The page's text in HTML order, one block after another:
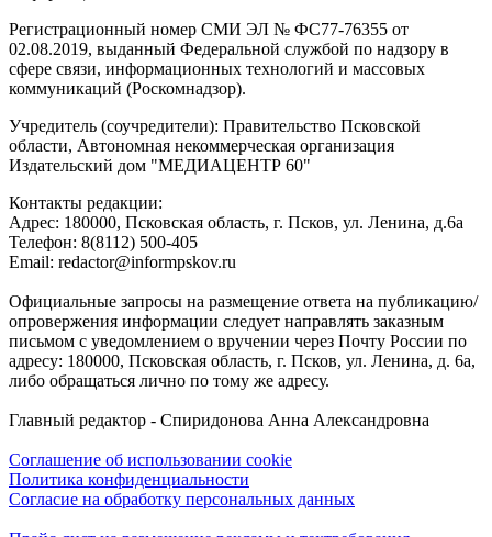
Регистрационный номер СМИ ЭЛ № ФС77-76355 от
02.08.2019, выданный Федеральной службой по надзору в
сфере связи, информационных технологий и массовых
коммуникаций (Роскомнадзор).
Учредитель (соучредители): Правительство Псковской
области, Автономная некоммерческая организация
Издательский дом "МЕДИАЦЕНТР 60"
Контакты редакции:
Адреc: 180000, Псковская область, г. Псков, ул. Ленина, д.6а
Телефон: 8(8112) 500-405
Email: redactor@informpskov.ru
Официальные запросы на размещение ответа на публикацию/
опровержения информации следует направлять заказным
письмом с уведомлением о вручении через Почту России по
адресу: 180000, Псковская область, г. Псков, ул. Ленина, д. 6а,
либо обращаться лично по тому же адресу.
Главный редактор - Спиридонова Анна Александровна
Соглашение об использовании cookie
Политика конфиденциальности
Согласие на обработку персональных данных